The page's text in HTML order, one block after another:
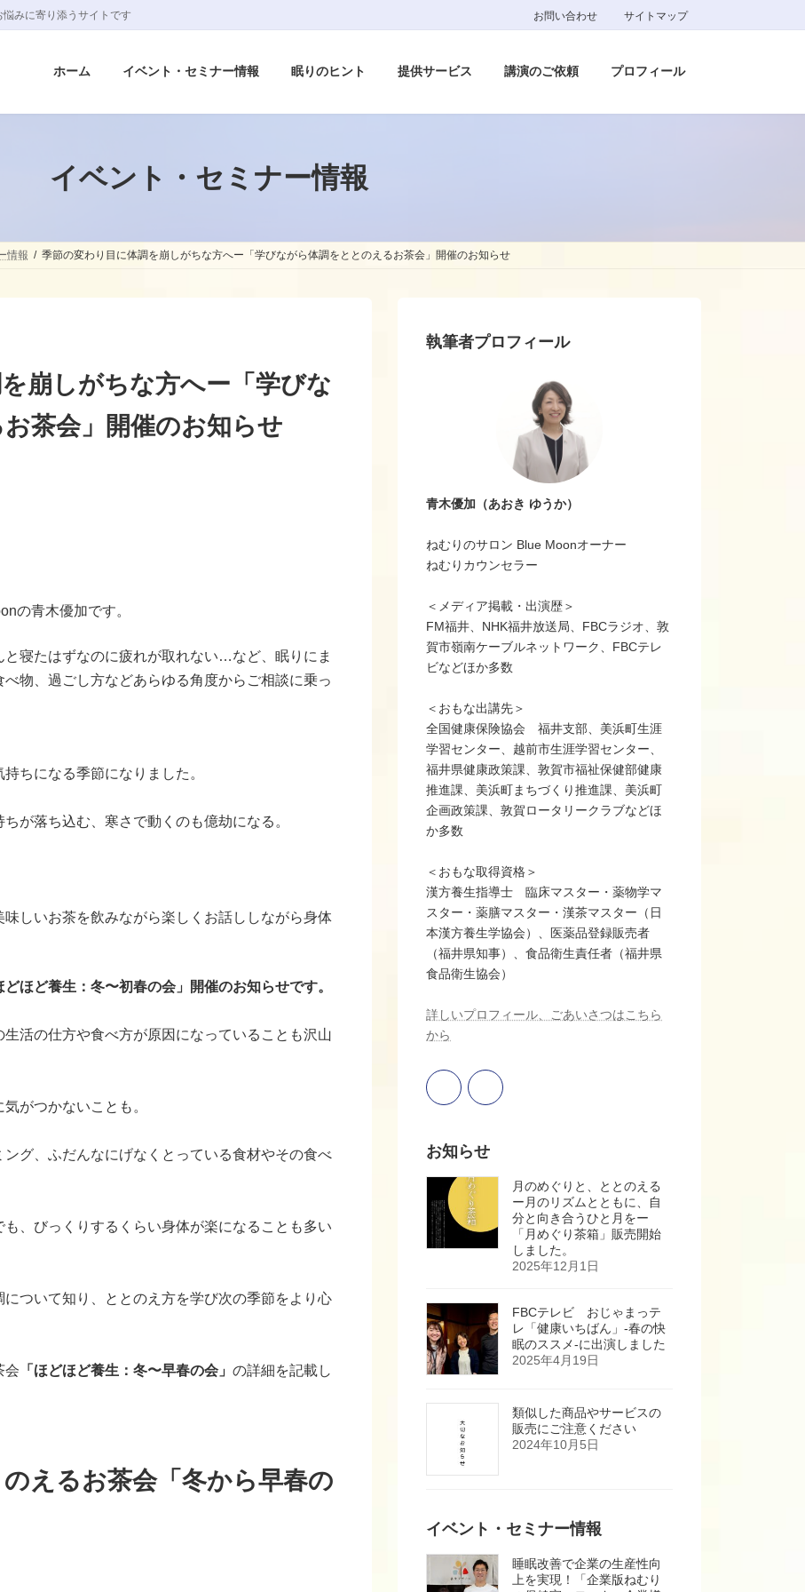
みに寄り添うサイトです お問い合わせ サイトマップ
ホーム イベント・セミナー情報 眠りのヒント 提供サービス 講演のご依頼 プロフィール
イベント・セミナー情報
情報 季節の変わり目に体調を崩しがちな方へー「学びながら体調をととのえるお茶会」開催のお知らせ
崩しがちな方へー「学びな
茶会」開催のお知らせ
の青木優加です。
寝たはずなのに疲れが取れない…など、眠りにま
物、過ごし方などあらゆる角度からご相談に乗っ
ちになる季節になりました。
が落ち込む、寒さで動くのも億劫になる。
しいお茶を飲みながら楽しくお話ししながら身体
ほど養生：冬〜初春の会」開催のお知らせです。
活の仕方や食べ方が原因になっていることも沢山
がつかないことも。
グ、ふだんなにげなくとっている食材やその食べ
も、びっくりするくらい身体が楽になることも多い
ついて知り、ととのえ方を学び次の季節をより心
会 「ほどほど養生：冬〜早春の会」の詳細を記載し
えるお茶会「冬から早春の
執筆者プロフィール
青木優加（あおき ゆうか）
ねむりのサロン Blue Moonオーナー
ねむりカウンセラー
＜メディア掲載・出演歴＞
FM福井、NHK福井放送局、FBCラジオ、敦
賀市嶺南ケーブルネットワーク、FBCテレ
ビなどほか多数
＜おもな出講先＞
全国健康保険協会 福井支部、美浜町生涯
学習センター、越前市生涯学習センター、
福井県健康政策課、敦賀市福祉保健部健康
推進課、美浜町まちづくり推進課、美浜町
企画政策課、敦賀ロータリークラブなどほ
か多数
＜おもな取得資格＞
漢方養生指導士 臨床マスター・薬物学マ
スター・薬膳マスター・漢茶マスター（日
本漢方養生学協会）、医薬品登録販売者
（福井県知事）、食品衛生責任者（福井県
食品衛生協会）
詳しいプロフィール、ごあいさつはこちら
から
お知らせ
月のめぐりと、ととのえる
ー月のリズムとともに、自
分と向き合うひと月をー
「月めぐり茶箱」販売開始
しました。
2025年12月1日
FBCテレビ おじゃまっテ
レ「健康いちばん」-春の快
眠のススメ-に出演しました
2025年4月19日
類似した商品やサービスの
販売にご注意ください
2024年10月5日
イベント・セミナー情報
睡眠改善で企業の生産性向
上を実現！「企業版ねむり